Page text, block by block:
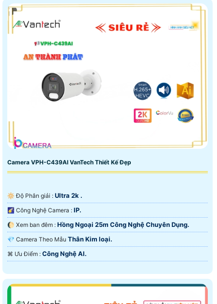
Camera VPH-C439AI VanTech Thiết Kế Đẹp
🔆 Độ Phân giải : Ultra 2k .
🌠 Công Nghệ Camera : IP.
🌔 Xem ban đêm : Hồng Ngoại 25m Công Nghệ Chuyên Dụng.
💎 Camera Theo Mẫu Thân Kim loại.
️⌘ Ưu Điểm : Công Nghệ AI.